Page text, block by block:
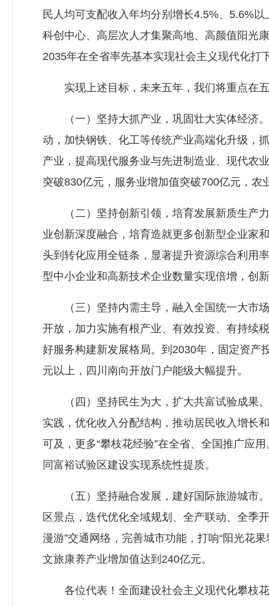
民人均可支配收入年均分别增长4.5%、5.6%
科创中心、高层次人才集聚高地、高颜值阳光
2035年在全省率先基本实现社会主义现代化打
实现上述目标，未来五年，我们将重点在
（一）坚持大抓产业，巩固壮大实体经济。
动，加快钢铁、化工等传统产业高端化升级，
产业，提高现代服务业与先进制造业、现代农
突破830亿元，服务业增加值突破700亿元，
（二）坚持创新引领，培育发展新质生产力
业创新深度融合，培育造就更多创新型企业家
头到转化应用全链条，显著提升资源综合利用
型中小企业和高新技术企业数量实现倍增，创
（三）坚持内需主导，融入全国统一大市场
开放，加力实施有根产业、有效投资、有持续
好服务构建新发展格局。到2030年，固定资产
元以上，四川南向开放门户能级大幅提升。
（四）坚持民生为大，扩大共富试验成果。
实践，优化收入分配结构，推动居民收入增长
可及，更多“攀枝花经验”在全省、全国推广应
同富裕试验区建设实现系统性提质。
（五）坚持融合发展，建好国际旅游城市。
区景点，迭代优化全域规划、全产联动、全季
漫游”交通网络，完善城市功能，打响“阳光花
文旅康养产业增加值达到240亿元。
各位代表！全面建设社会主义现代化攀枝花